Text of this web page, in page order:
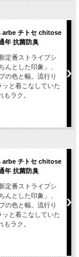
arbe チトセ chitose
年 抗菌防臭
定番ストライプシ
んとした印象」、
の色と幅。流行り
と着こなしていた
ラク。
arbe チトセ chitose
年 抗菌防臭
定番ストライプシ
んとした印象」、
の色と幅。流行り
と着こなしていた
ラク。